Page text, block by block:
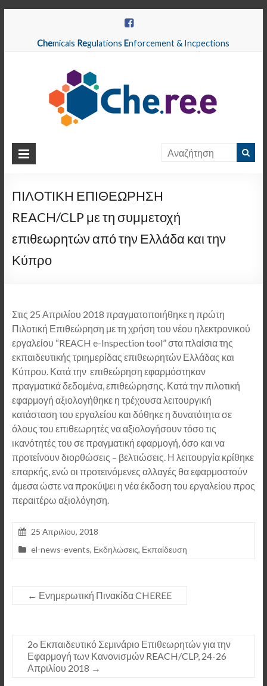
Chemicals RegulationsEnforcement & Incpections
CHEREE
Enforcement
&
ΠΙΛΟΤΙΚΗ ΕΠΙΘΕΩΡΗΣΗ
REACH/CLP με τη συμμετοχή
επιθεωρητών από την Ελλάδα και την
Κύπρο
Στις 25 Απριλίου 2018 πραγματοποιήθηκε η πρώτη
Πιλοτική Επιθεώρηση με τη χρήση του νέου ηλεκτρονικού
εργαλείου “REACH e-Inspection tool” στα πλαίσια της
εκπαιδευτικής τριημερίδας επιθεωρητών Ελλάδας και
Κύπρου. Κατά την επιθεώρηση εφαρμόστηκαν
πραγματικά δεδομένα, επιθεώρησης. Κατά την πιλοτική
εφαρμογή αξιολογήθηκε η τρέχουσα λειτουργική
κατάσταση του εργαλείου και δόθηκε η δυνατότητα σε
όλους του επιθεωρητές να αξιολογήσουν τόσο τις
ικανότητές του σε πραγματική εφαρμογή, όσο και να
προτείνουν διορθώσεις – βελτιώσεις. Η λειτουργία κρίθηκε
επαρκής, ενώ οι προτεινόμενες αλλαγές θα εφαρμοστούν
άμεσα ώστε να προκύψει η νέα έκδοση του εργαλείου προς
περαιτέρω αξιολόγηση.
25 Απριλίου, 2018
el-news-events, Εκδηλώσεις, Εκπαίδευση
← Ενημερωτική Πινακίδα CHEREE
2o Εκπαιδευτικό Σεμινάριο Επιθεωρητών για την
Εφαρμογή των Κανονισμών REACH/CLP, 24-26
Απριλίου 2018 →